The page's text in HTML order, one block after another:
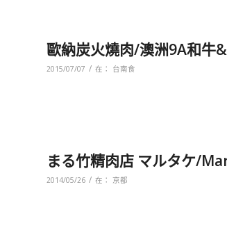
歐納炭火燒肉/澳洲9A和牛
2015/07/07 / 在： 台南食
まる竹精肉店 マルタケ/
2014/05/26 / 在： 京都